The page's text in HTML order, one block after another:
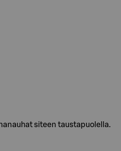
siteen taustapuolella.